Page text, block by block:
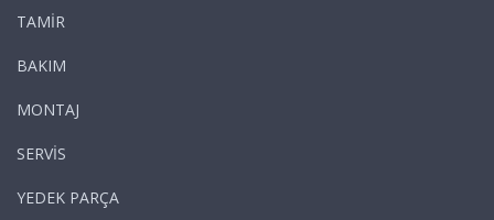
TAMİR
BAKIM
MONTAJ
SERVİS
YEDEK PARÇA